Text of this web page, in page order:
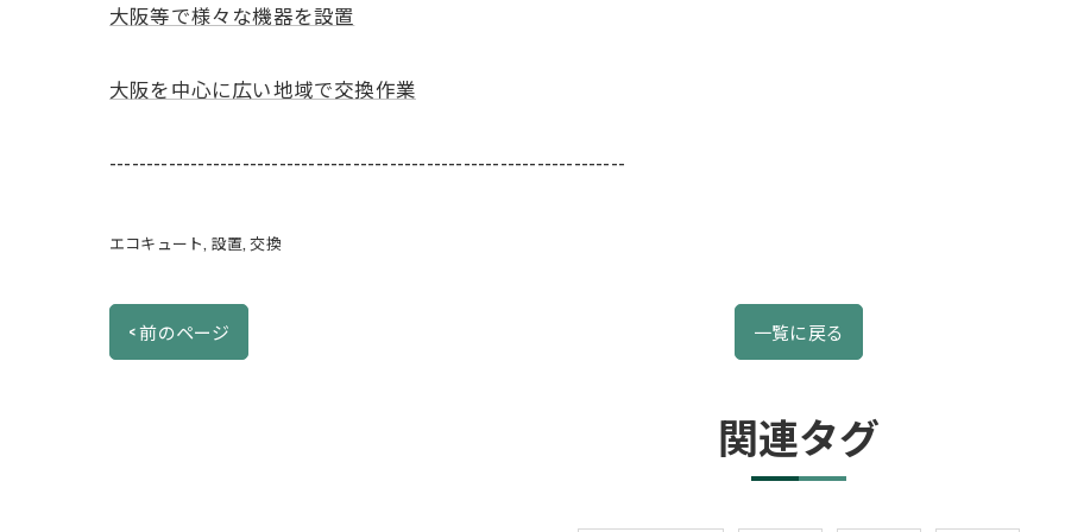
大阪等で様々な機器を設置
大阪を中心に広い地域で交換作業
----------------------------------------------------------------------
エコキュート 設置 交換
< 前のページ 一覧に戻る
関連タグ